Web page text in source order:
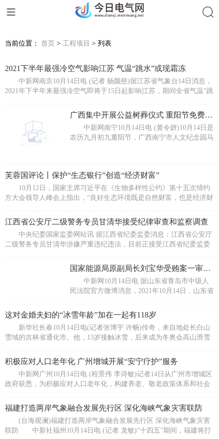
当前位置： 首页 > 工程项目 > 列表
2021下半年最强冷空气影响江苏 气温“跳水”或现霜冻
中新网南京10月14日电 (记者 杨颜慈)据江苏省气象台14日消息，
2021年下半年来最强冷空气即将于15日起影响江苏，期间全省气温“跳
广西集中开展公益树葬仪式 重阳节免费代祭扫
中新网南宁10月14日电 (黄令妍)10月14日是
农历九月初九重阳节，广西南宁市人文纪念园马
芙蓉国评论丨保护“生态银行”创造“经济财富”
10月12日，国家主席习近平在《生物多样性公约》第十五次缔约
方大会领导人峰会上指出，“良好生态环境既是自然财富，也是经济财
江西省公安厅二级警务专员甘清华接受纪律审查和监察调查
中央纪委国家监委网站讯 据江西省纪委监委消息：江西省公安厅
二级警务专员甘清华涉嫌严重违纪违法，目前正接受江西省纪委监委
国家能源局原副局长刘宝华受贿案一审开庭
中新网10月14日电 据山东省青岛市中级人
民法院官方微博消息，2021年10月14日，山东省
源局
这对金婚夫妇的“冰雪年龄”加在一起有118岁
新华社长春10月14日电(记者张博宇 许畅)传奇，来自地处长白山
雪域的吉林省通化市。他，13岁接触冰雪，后来成为冬奥会高山滑雪
积极应对人口老年化 广州增城开展“安宁疗护”服务
中新网广州10月14日电 (程景伟 李诗敏)记者14日从广州市增城区
政府获悉，为积极应对人口老年化，构建养老、敬老政策体系和社会
福建打造两岸气象融合发展先行区 深化海峡气象灾害联防
(台海观澜)福建打造两岸气象融合发展先行区 深化海峡气象灾害
联防 中新社福州10月14日电 (记者 龙敏)“十四五”期间，福建将打